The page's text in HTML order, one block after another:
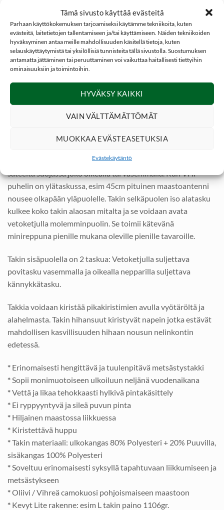
Tämä sivusto käyttää evästeitä
Parhaan käyttökokemuksen tarjoamiseksi käytämme tekniikoita, kuten
evästeitä, laitetietojen tallentamiseen ja/tai käyttämiseen. Näiden tekniikoiden
hyväksyminen antaa meille mahdollisuuden käsitellä tietoja, kuten
selauskäyttäytymistä tai yksilöllisiä tunnisteita tällä sivustolla. Suostumuksen
antamatta jättäminen tai peruuttaminen voi vaikuttaa haitallisesti tiettyihin
ominaisuuksiin ja toimintoihin.
HYVÄKSY KAIKKI
VAIN VÄLTTÄMÄTTÖMÄT
MUOKKAA EVÄSTEASETUKSIA
Evästekäytäntö
Vahva kaksisuuntainen piilotettu vetoketju jonka piilottava
nepparisuljettava läppä edessä. Korkea kaulus jossa
yhtenäinen kiristettävä huppu takana. Huppu on tuulen- ja
vedenpitävä ja se piiloutuu nepparisuljettavan läpän taakse
Takin ulkopuolella on 5 taskua: Etupuolella on 4 joista
molemmat (2) alataskut voidaan sulkea nepparein
voidaan sulkea nepparein varustetuilla suojaläpillä.
puhelimen tai matkapuhelimen säilyttämisen jahdin aikana
sateelta suojassa joko oikealla tai vasemmalla. Kun VHF
puhelin on ylätaskussa, esim 45cm pituinen maastoantenni
nousee olkapään yläpuolelle. Takin selkäpuolen iso alatasku
kulkee koko takin alaosan mitalta ja se voidaan avata
vetoketjulla molemminpuolin. Se toimii kätevänä
minireppuna pienille mukana oleville pienille tavaroille.
Takin sisäpuolella on 2 taskua: Vetoketjulla suljettava
povitasku vasemmalla ja oikealla nepparilla suljettava
kännykkätasku.
Takkia voidaan kiristää pikakiristimien avulla vyötäröltä ja
alahelmasta. Takin hihansuut kiristyvät napein jotka estävät
mahdollisen kasvillisuuden hihaan nousun nelinkontin
edetessä.
* Erinomaisesti hengittävä ja tuulenpitävä metsästystakki
* Sopii monimuotoiseen ulkoiluun neljänä vuodenaikana
*Vettä ja likaa tehokkaasti hylkivä pintakäsittely
* Ei ryppyyntyvä ja sileä puvun pinta
* Hiljainen maastossa liikkuessa
* Kiristettävä huppu
*Takin materiaali: ulkokangas 80% Polyesteri + 20% Puuvilla,
sisäkangas 100% Polyesteri
* Soveltuu erinomaisesti syksyllä tapahtuvaan liikkumiseen ja
metsästykseen
*Oliivi / Vihreä camokuosi pohjoismaiseen maastoon
* Kevyt Lite rakenne: esim L takin paino 1106gr.